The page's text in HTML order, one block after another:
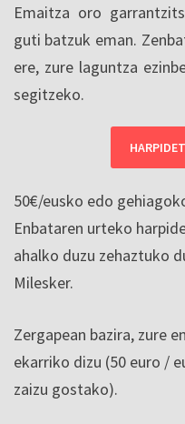
Emaitza oro
guti batzuk eman.
ere, zure laguntza
segitzeko.
50€/eusko edo
Enbataren urteko
ahalko duzu zehaztuko
Milesker.
Zergapean bazira, zure
ekarriko dizu (50 euro /
zaizu gostako).